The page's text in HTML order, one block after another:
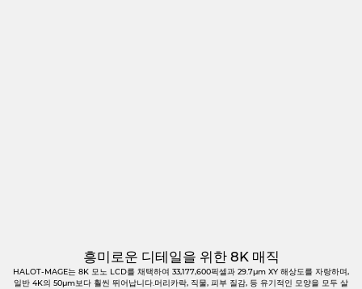
흥미로운 디테일을 위한 8K 매직
HALOT-MAGE는 8K 모노 LCD를 채택하여 33,177,600픽셀과 29.7μm XY 해상도를 자랑하며,
일반 4K의 50μm보다 훨씬 뛰어납니다.머리카락, 직물, 피부 질감, 등 유기적인 모양을 모두 살